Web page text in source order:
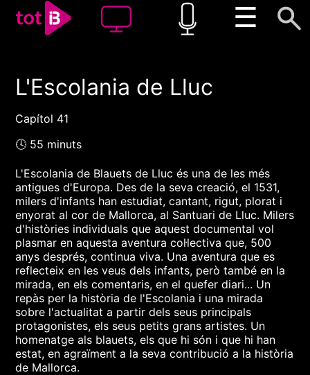
☰
00:00 00:00
L'Escolania de Lluc
Capítol 41
🕓 55 minuts
L'Escolania de Blauets de Lluc és una de les més
antigues d'Europa. Des de la seva creació, el 1531,
milers d'infants han estudiat, cantant, rigut, plorat i
enyorat al cor de Mallorca, al Santuari de Lluc. Milers
d'històries individuals que aquest documental vol
plasmar en aquesta aventura col·lectiva que, 500
anys després, continua viva. Una aventura que es
reflecteix en les veus dels infants, però també en la
mirada, en els comentaris, en el quefer diari... Un
repàs per la història de l'Escolania i una mirada
sobre l'actualitat a partir dels seus principals
protagonistes, els seus petits grans artistes. Un
homenatge als blauets, els que hi són i que hi han
estat, en agraïment a la seva contribució a la història
de Mallorca.